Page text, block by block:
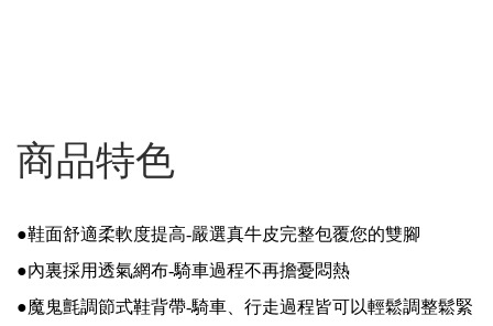
商品特色
●鞋面舒適柔軟度提高-嚴選真牛皮完整包覆您的雙腳
●內裏採用透氣網布-騎車過程不再擔憂悶熱
●魔鬼氈調節式鞋背帶-騎車、行走過程皆可以輕鬆調整鬆緊